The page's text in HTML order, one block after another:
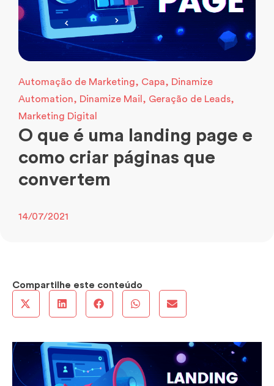
Automação de Marketing, Capa, Dinamize
Automation, Dinamize Mail , Geração de Leads,
Marketing Digital
O que é uma landing page e
como criar páginas que
convertem
14/07/2021
Compartilhe este conteúdo